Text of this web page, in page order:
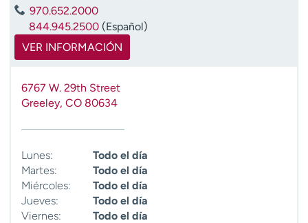
970.652.2000
844.945.2500 (Español)
VER INFORMACIÓN
6767 W. 29th Street
Greeley, CO 80634
Lunes:
Todo el día
Martes:
Todo el día
Miércoles:
Todo el día
Jueves:
Todo el día
Viernes:
Todo el día